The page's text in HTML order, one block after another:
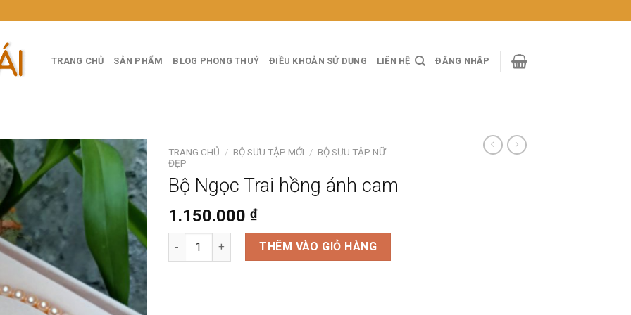
TRANG CHỦ SẢN PHẨM BLOG PHONG THUỶ ĐIỀU KHOẢN SỬ DỤNG LIÊN HỆ ĐĂNG NHẬP
TRANG CHỦ / BỘ SƯU TẬP MỚI / BỘ SƯU TẬP NỮ
ĐẸP
Bộ Ngọc Trai hồng ánh cam
1.150.000 ₫
Bộ Ngọc Trai hồng ánh cam số lượng
THÊM VÀO GIỎ HÀNG